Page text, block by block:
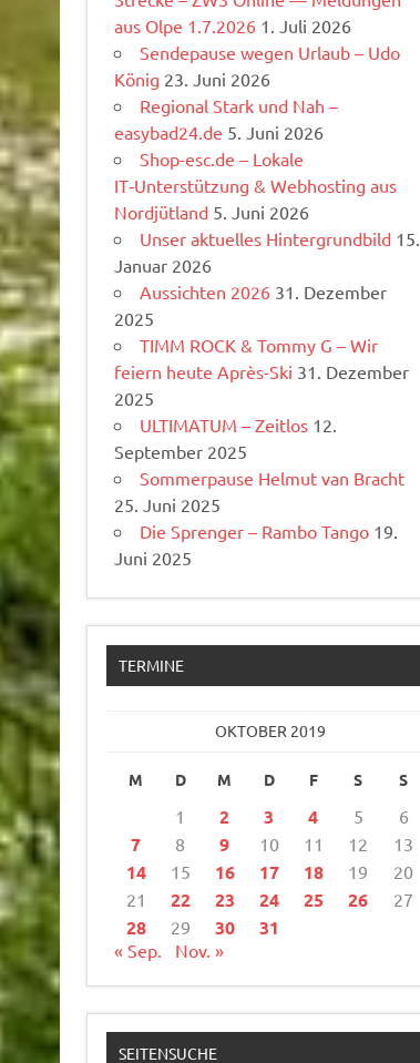
aus Olpe 1.7.2026 1. Juli 2026
Sendepause wegen Urlaub – Udo
König 23. Juni 2026
Regional Stark und Nah –
easybad24.de 5. Juni 2026
Shop-esc.de – Lokale
IT‑Unterstützung & Webhosting aus
Nordjütland 5. Juni 2026
Unser aktuelles Hintergrundbild 15.
Januar 2026
Aussichten 2026 31. Dezember
2025
TIMM ROCK & Tommy G – Wir
feiern heute Après-Ski 31. Dezember
2025
ULTIMATUM – Zeitlos 12.
September 2025
Sommerpause Helmut van Bracht
25. Juni 2025
Die Sprenger – Rambo Tango 19.
Juni 2025
TERMINE
OKTOBER 2019
M D M D F S S
1 2 3 4 5 6
7 8 9 10 11 12 13
14 15 16 17 18 19
20
21
22 23 24 25 26 27
28 29 30 31
« Sep. Nov. »
SEITENSUCHE